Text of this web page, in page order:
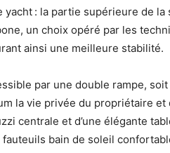
yacht : la partie supérieure de
un choix opéré par les
ainsi une meilleure stabilité.
par une double rampe,
la vie privée du propriétaire et
centrale et d’une élégante
bain de soleil